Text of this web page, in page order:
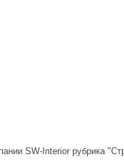
SW-Interior рубрика